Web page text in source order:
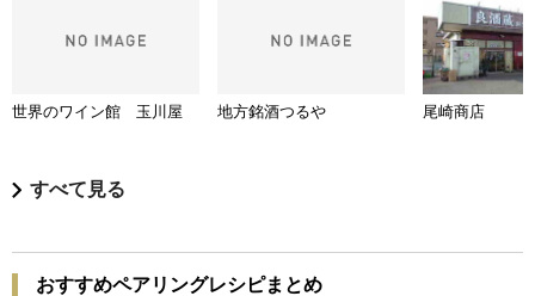
世界のワイン館 玉川屋 地方銘酒つるや 尾崎商店
すべて見る
おすすめペアリングレシピまとめ